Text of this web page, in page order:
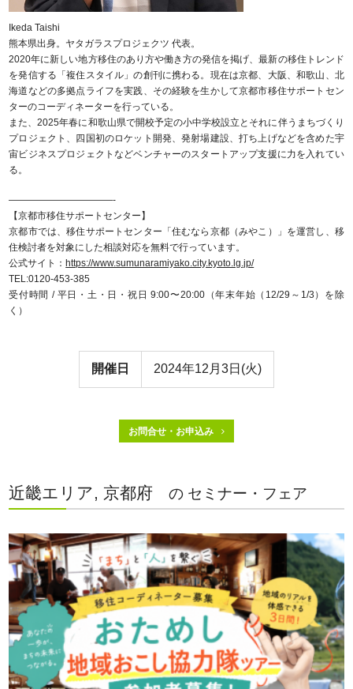
Ikeda Taishi
熊本県出身。ヤタガラスプロジェクツ 代表。
2020年に新しい地方移住のあり方や働き方の発信を掲げ、最新の移住トレンド
を発信する「複住スタイル」の創刊に携わる。現在は京都、大阪、和歌山、北
海道などの多拠点ライフを実践、その経験を生かして京都市移住サポートセン
ターのコーディネーターを行っている。
また、2025年春に和歌山県で開校予定の小中学校設立とそれに伴うまちづくり
プロジェクト、四国初のロケット開発、発射場建設、打ち上げなどを含めた宇
宙ビジネスプロジェクトなどベンチャーのスタートアップ支援に力を入れてい
る。
———————————-
【京都市移住サポートセンター】
京都市では、移住サポートセンター「住むなら京都（みやこ）」を運営し、移
住検討者を対象にした相談対応を無料で行っています。
公式サイト： https://www.sumunaramiyako.city.kyoto.lg.jp/
TEL:0120-453-385
受付時間 / 平日・土・日・祝日 9:00〜20:00（年末年始（12/29～1/3）を除
く）
開催日 2024年12月3日(火)
お問合せ・お申込み
近畿エリア, 京都府 の セミナー・フェア